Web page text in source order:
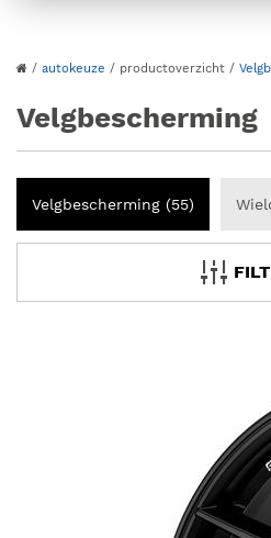
/ autokeuze / productoverzicht /
Velgbescherming
Velgbescherming (55)